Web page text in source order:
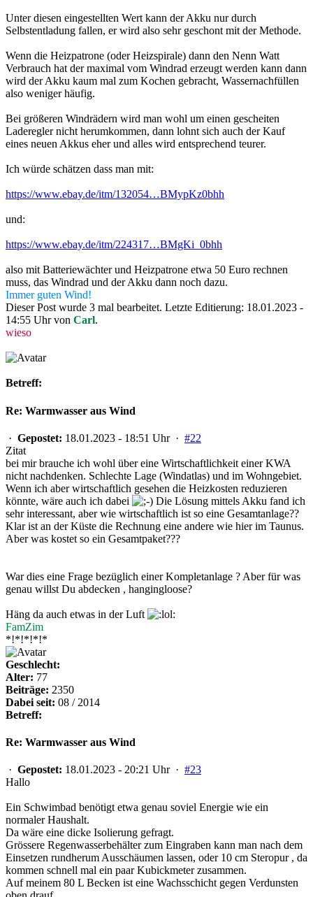
Unter diesen eingestellten Wert kann der Akku nur durch
Selbstentladung fallen, er wird also sehr geschont mit der Methode.
Wenn die Heizpatrone (oder Heizspirale) dann den Nenn Watt
Verbrauch hat der maximal vom Windrad erzeugt werden kann dann
wird der Akku kaum mal zum Kochen gebracht, Wassernachfüllen
also weniger häufig.
Bei größeren Windrädern wird man wohl um einen gescheiten
Laderegler nicht herumkommen, dann lohnt sich auch der Kauf
eines neuen Akkus eher und alles wird entsprechend teurer.
Ich würde schätzen dass man mit:
https://www.ebay.de/itm/132054…BMypKz0bhh
und:
https://www.ebay.de/itm/224317…BMgKi_0bhh
also mit Batteriewächter und Heizpatrone etwa 50 Euro rechnen
muss, das Windrad und der Akku dann noch dazu.
Immer guten Wind!
Dieser Post wurde 3 mal bearbeitet. Letzte Editierung: 18.01.2023 -
14:55 Uhr von Carl.
wieso
Betreff:
Re: Warmwasser aus Wind
· Gepostet: 18.01.2023 - 18:51 Uhr · #22
Zitat
bei mir brauche ich wohl über eine Wirtschaftlichkeit einer KWA
nicht nachdenken. Schlechte Lage (Windatlas) und im Wohngebiet.
Wenn ich aber wirtschaftlich gesehen die Heizkosten reduzieren
könnte, wäre auch ich dabei
Die Lösung mittels Akku fand ich
sehr interessant, aber wie wirtschaftlich ist so eine Gesamtanlage??
Klar ist an der Küste die Rechnung eine andere wie hier im Taunus.
Aber was kostet so ein Gesamtpaket???
War dies eine Frage bezüglich einer Kompletanlage ? Aber für was
genau willst Du abdecken , hangingloose?
Häng da auch etwas in der Luft
FamZim
*!*!*!*!*
Geschlecht:
Alter: 77
Beiträge: 2350
Dabei seit: 08 / 2014
Betreff:
Re: Warmwasser aus Wind
· Gepostet: 18.01.2023 - 20:21 Uhr · #23
Hallo
Ein Schwimbad benötigt etwa genau soviel Energie wie ein
normaler Haushalt.
Da wäre eine dicke Isolierung gefragt.
Grössere Regenwasserbehälter zum Eingraben kann man nach dem
Einsetzen rundherum Ausschäumen lassen, oder 10 cm Steropur , da
kommen schnell mal ein paar Kubickmeter zusammen.
Auf meinem 80 L Becken ist eine Wachsschicht gegen Verdunsten